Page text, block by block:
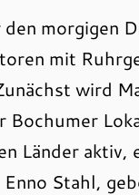
morgigen
mit
wird
Länder aktiv,
Stahl,